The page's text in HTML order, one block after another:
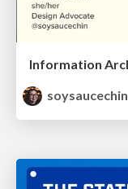
soysaucechin